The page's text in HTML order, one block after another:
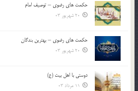
حکمت های رضوی – توصیف امام
20 شهریور 03
حکمت های رضوی – بهترین بندگان
20 شهریور 03
دوستی با اهل بیت (ع)
11 مرداد 03